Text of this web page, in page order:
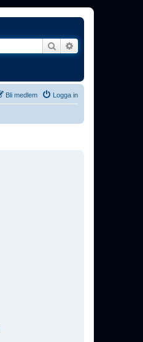
Sök
Logga in
Bli medlem